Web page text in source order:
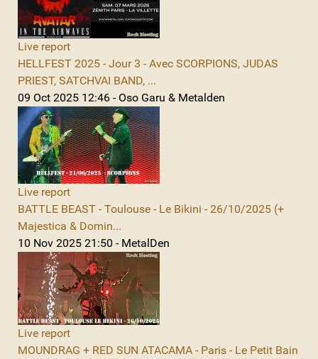
Live report
HELLFEST 2025 - Jour 3 - Avec SCORPIONS, JUDAS
PRIEST, SATCHVAI BAND, ...
09 Oct 2025 12:46 - Oso Garu & Metalden
Live report
BATTLE BEAST - Toulouse - Le Bikini - 26/10/2025 (+
Majestica & Domin...
10 Nov 2025 21:50 - MetalDen
Live report
MOUNDRAG + RED SUN ATACAMA - Paris - Le Petit Bain